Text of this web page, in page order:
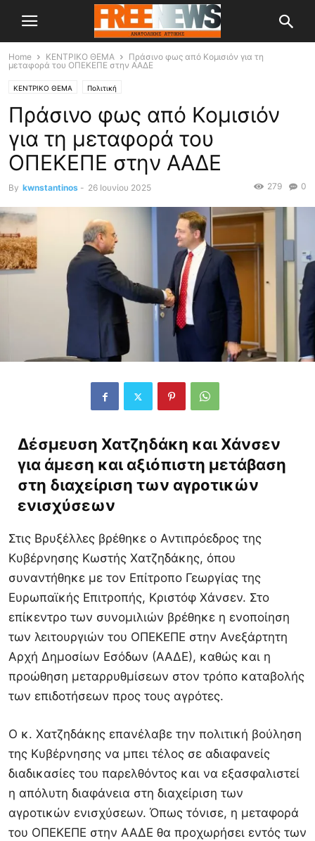
Home ΚΕΝΤΡΙΚΟ ΘΕΜΑ
Πράσινο φως από Κομισιόν για τη
μεταφορά του ΟΠΕΚΕΠΕ στην ΑΑΔΕ
ΚΕΝΤΡΙΚΟ ΘΕΜΑ Πολιτική
Πράσινο φως από Κομισιόν
για τη μεταφορά του
ΟΠΕΚΕΠΕ στην ΑΑΔΕ
By kwnstantinos - 26 Ιουνίου 2025 0
279
Δέσμευση Χατζηδάκη και Χάνσεν
για άμεση και αξιόπιστη μετάβαση
στη διαχείριση των αγροτικών
ενισχύσεων
Στις Βρυξέλλες βρέθηκε ο Αντιπρόεδρος της
Κυβέρνησης Κωστής Χατζηδάκης, όπου
συναντήθηκε με τον Επίτροπο Γεωργίας της
Ευρωπαϊκής Επιτροπής, Κριστόφ Χάνσεν. Στο
επίκεντρο των συνομιλιών βρέθηκε η ενοποίηση
των λειτουργιών του ΟΠΕΚΕΠΕ στην Ανεξάρτητη
Αρχή Δημοσίων Εσόδων (ΑΑΔΕ), καθώς και η
προώθηση μεταρρυθμίσεων στον τρόπο καταβολής
των επιδοτήσεων προς τους αγρότες.
Ο κ. Χατζηδάκης επανέλαβε την πολιτική βούληση
της Κυβέρνησης να μπει τέλος σε αδιαφανείς
διαδικασίες του παρελθόντος και να εξασφαλιστεί
η απόλυτη διαφάνεια στη διαχείριση των
αγροτικών ενισχύσεων. Όπως τόνισε, η μεταφορά
του ΟΠΕΚΕΠΕ στην ΑΑΔΕ θα προχωρήσει εντός των